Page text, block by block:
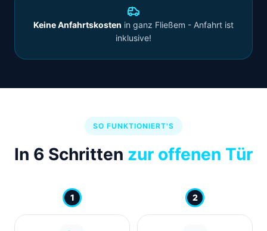
Keine Anfahrtskosten in ganz Fließem - Anfahrt ist
inklusive!
SO FUNKTIONIERT'S
In 6 Schritten zur offenen Tür
1 2